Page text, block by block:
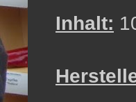
Inhalt: